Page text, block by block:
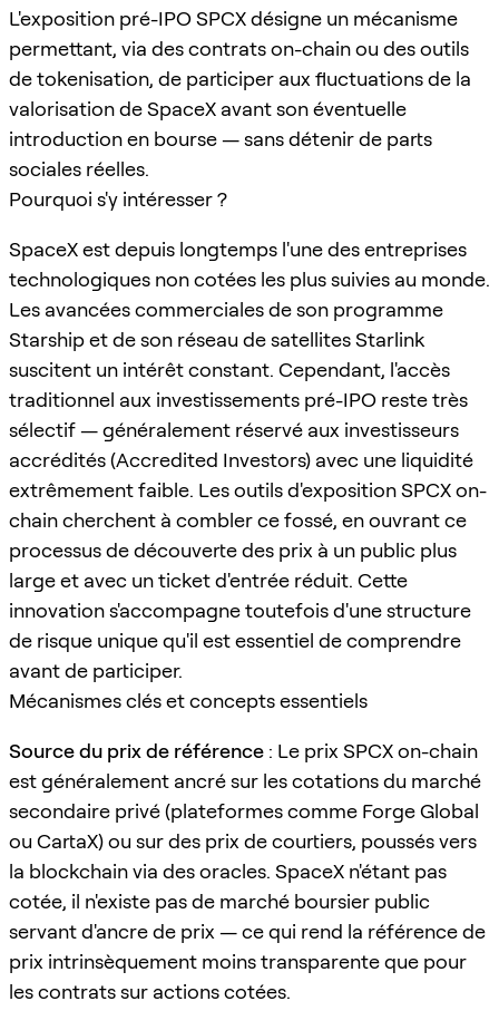
L'exposition pré-IPO SPCX désigne un mécanisme
permettant, via des contrats on-chain ou des outils
de tokenisation, de participer aux fluctuations de la
valorisation de SpaceX avant son éventuelle
introduction en bourse — sans détenir de parts
sociales réelles.
Pourquoi s'y intéresser ?
SpaceX est depuis longtemps l'une des entreprises
technologiques non cotées les plus suivies au monde.
Les avancées commerciales de son programme
Starship et de son réseau de satellites Starlink
suscitent un intérêt constant. Cependant, l'accès
traditionnel aux investissements pré-IPO reste très
sélectif — généralement réservé aux investisseurs
accrédités (Accredited Investors) avec une liquidité
extrêmement faible. Les outils d'exposition SPCX on-
chain cherchent à combler ce fossé, en ouvrant ce
processus de découverte des prix à un public plus
large et avec un ticket d'entrée réduit. Cette
innovation s'accompagne toutefois d'une structure
de risque unique qu'il est essentiel de comprendre
avant de participer.
Mécanismes clés et concepts essentiels
Source du prix de référence : Le prix SPCX on-chain
est généralement ancré sur les cotations du marché
secondaire privé (plateformes comme Forge Global
ou CartaX) ou sur des prix de courtiers, poussés vers
la blockchain via des oracles. SpaceX n'étant pas
cotée, il n'existe pas de marché boursier public
servant d'ancre de prix — ce qui rend la référence de
prix intrinsèquement moins transparente que pour
les contrats sur actions cotées.